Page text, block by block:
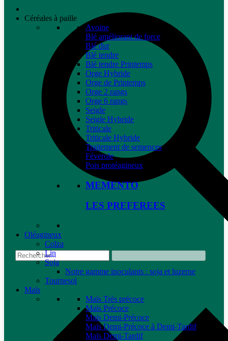
Céréales à paille
Avoine
Blé améliorant de force
Blé dur
Blé tendre
Blé tendre Printemps
Orge Hybride
Orge de Printemps
Orge 2 rangs
Orge 6 rangs
Seigle
Seigle Hybride
Triticale
Triticale Hybride
Traitement de semences
Féverole
Pois protéagineux
MEMENTO
LES PREFEREES
Oléagineux
Colza
Lin
Soja
Notre gamme inoculants : soja et luzerne
Tournesol
Maïs
Maïs Très précoce
Maïs Précoce
Maïs Demi-Précoce
Maïs Demi-Précoce à Demi-Tardif
Maïs Demi-Tardif